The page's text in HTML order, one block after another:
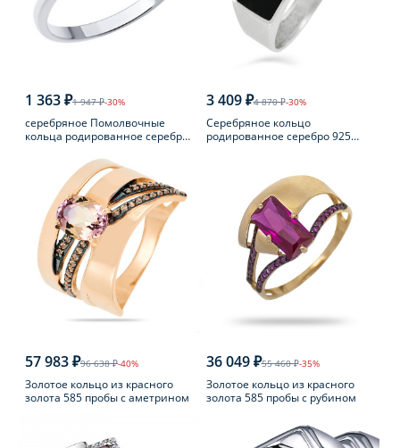
1 363 ₽1 947 ₽-30%
серебряное Помолвочные
кольца родированное серебро
3 409 ₽4 870 ₽-30%
Серебряное кольцо
родированное серебро 925
57 983 ₽96 638 ₽-40%
Золотое кольцо из красного
золота 585 пробы с аметрином
36 049 ₽55 460 ₽-35%
Золотое кольцо из красного
золота 585 пробы с рубином